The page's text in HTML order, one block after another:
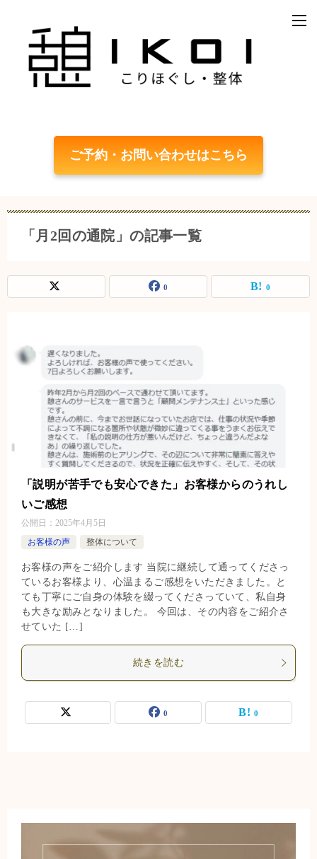
ご予約・お問い合わせはこちら
「月2回の通院」の記事一覧
0 0
「説明が苦手でも安心できた」お客様からのうれし
いご感想
公開日： 2025年4月5日
お客様の声
整体について
お客様の声をご紹介します 当院に継続して通ってくださっ
ているお客様より、心温まるご感想をいただきました。と
ても丁寧にご自身の体験を綴ってくださっていて、私自身
も大きな励みとなりました。 今回は、その内容をご紹介さ
せていた […]
続きを読む
0 0